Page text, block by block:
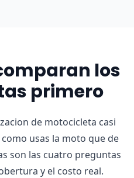
los
primero
de motocicleta casi
usas la moto que de
son las cuatro preguntas
y el costo real.